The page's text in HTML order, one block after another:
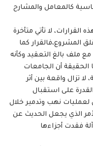
كالمعامل والمشارح
القرارات، لا تأتي متأخرة
المشروع،فالقرار كما
مع ملف بالغ التعقيد وكأنه
الحقيقة أن الجامعات
تزال واقعة بين أثر
على استقبال
نهب وتدمير خلال
الذي يجعل الحديث عن
فقدت أجزاءها